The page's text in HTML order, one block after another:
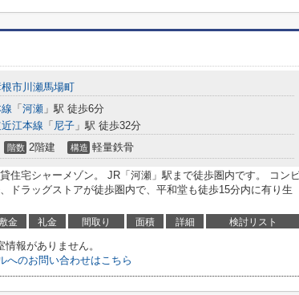
根市川瀬馬場町
「 河瀬 」駅 徒歩6分
江本線 「 尼子 」駅 徒歩32分
階数 2階建 構造 軽量鉄骨
住宅シャーメゾン。 JR「河瀬」駅まで徒歩圏内です。 コン
ドラッグストアが徒歩圏内で、平和堂も徒歩15分内に有り生
金 礼金 間取り 面積 詳細 検討リスト
情報がありません。
へのお問い合わせはこちら